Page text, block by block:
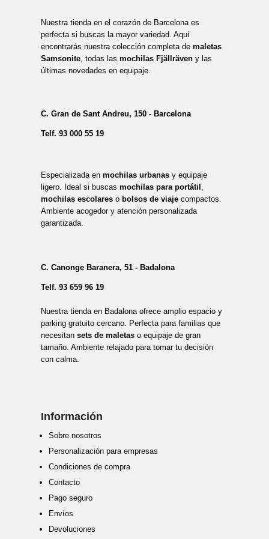
Nuestra tienda en el corazón de Barcelona es
perfecta si buscas la mayor variedad. Aquí
encontrarás nuestra colección completa de maletas
Samsonite, todas las mochilas Fjällräveny las
últimas novedades en equipaje.
C. Gran de Sant Andreu, 150 - Barcelona
Telf. 93 000 55 19
Especializada en mochilas urbanasy equipaje
ligero. Ideal si buscas mochilas para portátil
mochilas escolareso bolsos de viajecompactos.
Ambiente acogedor y atención personalizada
garantizada.
C. Canonge Baranera, 51 - Badalona
Telf. 93 659 96 19
Nuestra tienda en Badalona ofrece amplio espacio y
parking gratuito cercano. Perfecta para familias que
necesitan sets de maletaso equipaje de gran
tamaño. Ambiente relajado para tomar tu decisión
con calma.
Información
Sobre nosotros
Personalización para empresas
Condiciones de compra
Contacto
Pago seguro
Envíos
Devoluciones